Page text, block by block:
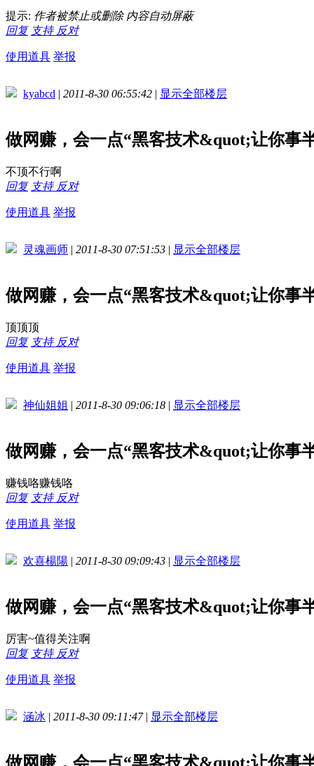
提示: 作者被禁止或删除 内容自动屏蔽
回复 支持 反对
使用道具 举报
kyabcd | 2011-8-30 06:55:42 | 显示全部楼层
做网赚，会一点“黑客技术&quot;让你事
不顶不行啊
回复 支持 反对
使用道具 举报
灵魂画师 | 2011-8-30 07:51:53 | 显示全部楼层
做网赚，会一点“黑客技术&quot;让你事
顶顶顶
回复 支持 反对
使用道具 举报
神仙姐姐 | 2011-8-30 09:06:18 | 显示全部楼层
做网赚，会一点“黑客技术&quot;让你事
赚钱咯赚钱咯
回复 支持 反对
使用道具 举报
欢喜楊陽 | 2011-8-30 09:09:43 | 显示全部楼层
做网赚，会一点“黑客技术&quot;让你事
厉害~值得关注啊
回复 支持 反对
使用道具 举报
涵冰 | 2011-8-30 09:11:47 | 显示全部楼层
做网赚，会一点“黑客技术&quot;让你事